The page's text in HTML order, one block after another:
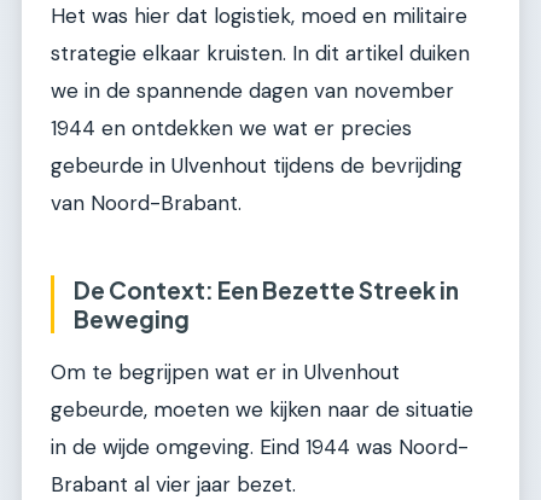
Het was hier dat logistiek, moed en militaire
strategie elkaar kruisten. In dit artikel duiken
we in de spannende dagen van november
1944 en ontdekken we wat er precies
gebeurde in Ulvenhout tijdens de bevrijding
van Noord-Brabant.
De Context: Een Bezette Streek in
Beweging
Om te begrijpen wat er in Ulvenhout
gebeurde, moeten we kijken naar de situatie
in de wijde omgeving. Eind 1944 was Noord-
Brabant al vier jaar bezet.